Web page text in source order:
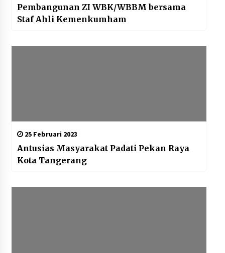
Pembangunan ZI WBK/WBBM bersama
Staf Ahli Kemenkumham
25 Februari 2023
Antusias Masyarakat Padati Pekan Raya
Kota Tangerang